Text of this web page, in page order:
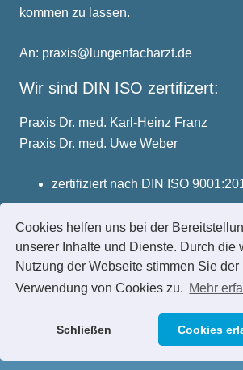
Cookies helfen uns bei der
unserer Inhalte und Dienste. Durch die
Nutzung der Webseite stimmen Sie der
Verwendung von Cookies zu. Mehr
Schließen Cookies
kommen zu lassen.
An: praxis@lungenfacharzt.de
Wir sind DIN ISO zertifizert:
Praxis Dr. med. Karl-Heinz Franz
Praxis Dr. med. Uwe Weber
zertifiziert nach DIN ISO
Datenschutzerklärung|